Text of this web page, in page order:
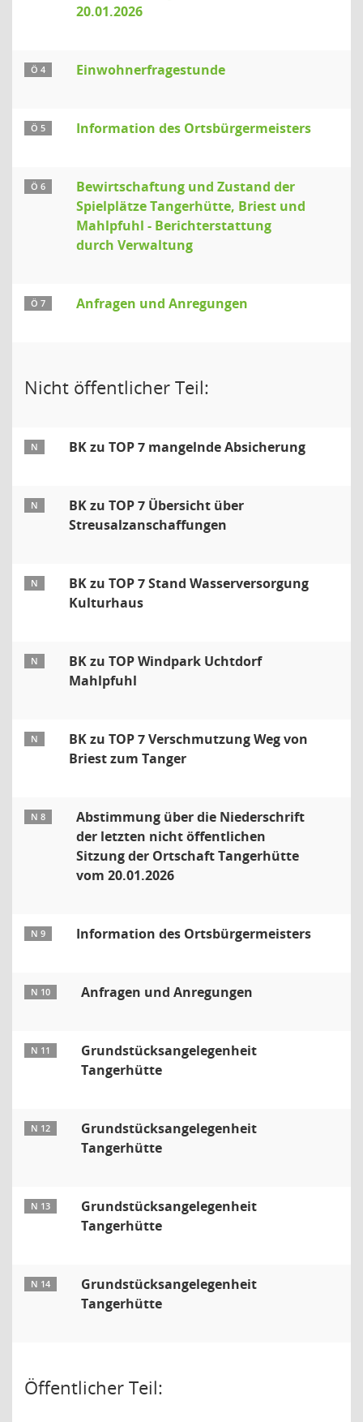
20.01.2026
Ö 4 Einwohnerfragestunde
Ö 5 Information des Ortsbürgermeisters
Ö 6
Bewirtschaftung und Zustand der
Spielplätze Tangerhütte, Briest und
Mahlpfuhl - Berichterstattung
durch Verwaltung
Ö 7 Anfragen und Anregungen
Nicht öffentlicher Teil:
N BK zu TOP 7 mangelnde Absicherung
N
BK zu TOP 7 Übersicht über
Streusalzanschaffungen
N
BK zu TOP 7 Stand Wasserversorgung
Kulturhaus
N
BK zu TOP Windpark Uchtdorf
Mahlpfuhl
N
BK zu TOP 7 Verschmutzung Weg von
Briest zum Tanger
N 8
Abstimmung über die Niederschrift
der letzten nicht öffentlichen
Sitzung der Ortschaft Tangerhütte
vom 20.01.2026
N 9 Information des Ortsbürgermeisters
N 10 Anfragen und Anregungen
N 11
Grundstücksangelegenheit
Tangerhütte
N 12
Grundstücksangelegenheit
Tangerhütte
N 13
Grundstücksangelegenheit
Tangerhütte
N 14
Grundstücksangelegenheit
Tangerhütte
Öffentlicher Teil: